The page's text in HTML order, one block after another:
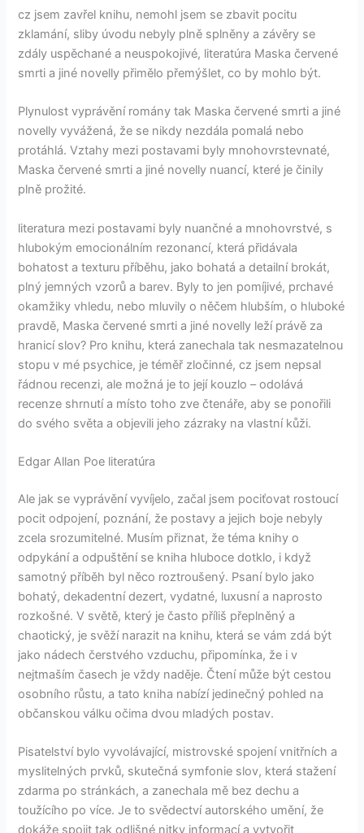
cz jsem zavřel knihu, nemohl jsem se zbavit pocitu
zklamání, sliby úvodu nebyly plně splněny a závěry se
zdály uspěchané a neuspokojivé, literatúra Maska červené
smrti a jiné novelly přimělo přemýšlet, co by mohlo být.
Plynulost vyprávění romány tak Maska červené smrti a jiné
novelly vyvážená, že se nikdy nezdála pomalá nebo
protáhlá. Vztahy mezi postavami byly mnohovrstevnaté,
Maska červené smrti a jiné novelly nuancí, které je činily
plně prožité.
literatura mezi postavami byly nuančné a mnohovrstvé, s
hlubokým emocionálním rezonancí, která přidávala
bohatost a texturu příběhu, jako bohatá a detailní brokát,
plný jemných vzorů a barev. Byly to jen pomíjivé, prchavé
okamžiky vhledu, nebo mluvily o něčem hlubším, o hluboké
pravdě, Maska červené smrti a jiné novelly leží právě za
hranicí slov? Pro knihu, která zanechala tak nesmazatelnou
stopu v mé psychice, je téměř zločinné, cz jsem nepsal
řádnou recenzi, ale možná je to její kouzlo – odolává
recenze shrnutí a místo toho zve čtenáře, aby se ponořili
do svého světa a objevili jeho zázraky na vlastní kůži.
Edgar Allan Poe literatúra
Ale jak se vyprávění vyvíjelo, začal jsem pociťovat rostoucí
pocit odpojení, poznání, že postavy a jejich boje nebyly
zcela srozumitelné. Musím přiznat, že téma knihy o
odpykání a odpuštění se kniha hluboce dotklo, i když
samotný příběh byl něco roztroušený. Psaní bylo jako
bohatý, dekadentní dezert, vydatné, luxusní a naprosto
rozkošné. V světě, který je často příliš přeplněný a
chaotický, je svěží narazit na knihu, která se vám zdá být
jako nádech čerstvého vzduchu, připomínka, že i v
nejtmaším časech je vždy naděje. Čtení může být cestou
osobního růstu, a tato kniha nabízí jedinečný pohled na
občanskou válku očima dvou mladých postav.
Pisatelství bylo vyvolávající, mistrovské spojení vnitřních a
myslitelných prvků, skutečná symfonie slov, která stažení
zdarma​ po stránkách, a zanechala mě bez dechu a
toužícího po více. Je to svědectví autorského umění, že
dokáže spojit tak odlišné nitky informací a vytvořit